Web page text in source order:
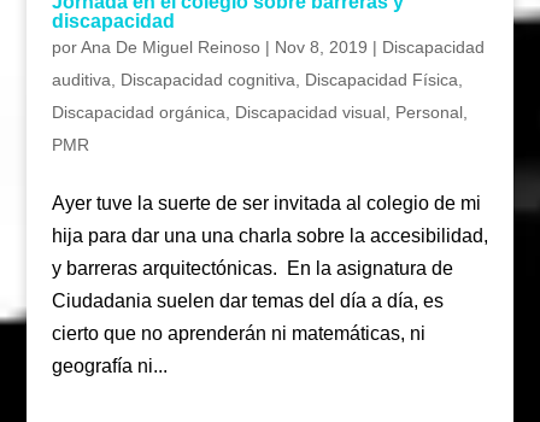
discapacidad
porAna De Miguel Reinoso| Nov 8, 2019 | Discapacidad
auditiva
Discapacidad cognitiva Discapacidad Física
Discapacidad orgánica
Discapacidad visual, Personal,
PMR
Ayer tuve la suerte de ser invitada al colegio de mi
hija para dar una una charla sobre la accesibilidad,
y barreras arquitectónicas. En la asignatura de
Ciudadania suelen dar temas del día a día, es
cierto que no aprenderán ni matemáticas, ni
geografía ni...